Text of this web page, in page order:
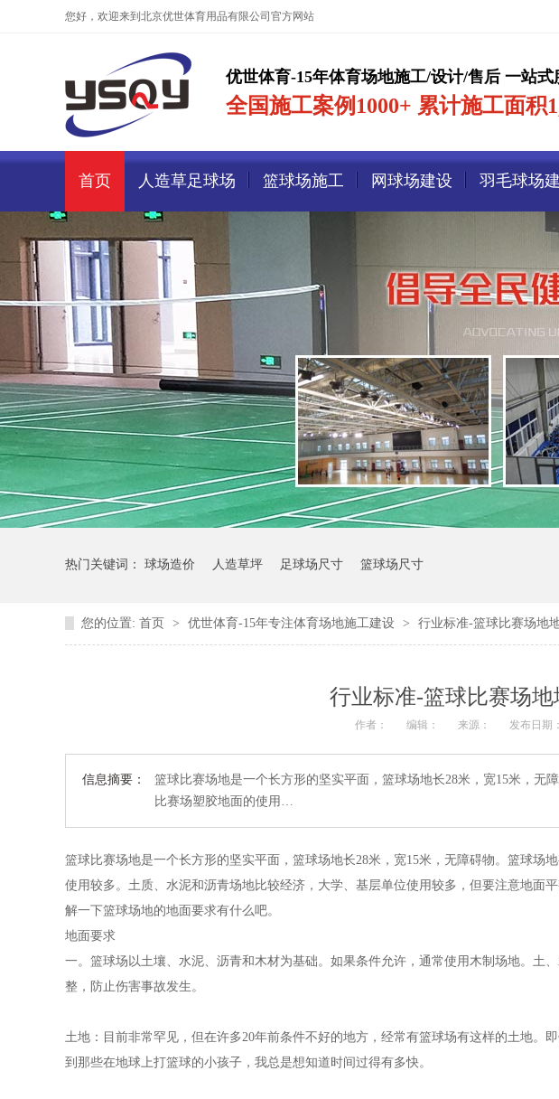
您好，欢迎来到北京优世体育用品有限公司官方网站
优世体育-15年体育场地施工/设计/售后 一站式
全国施工案例1000+ 累计施工面积
首页 人造草足球场 篮球场施工 网球场建设 羽毛球场
热门关键词： 球场造价 人造草坪 足球场尺寸 篮球场尺寸
您的位置: 首页 > 优世体育-15年专注体育场地施工建设 > 行业标准-篮球比赛场地
行业标准-篮球比赛场地
作者： 编辑： 来源： 发布日期
信息摘要：
篮球比赛场地是一个长方形的坚实平面，篮球场地长28米，宽15米，无
比赛场塑胶地面的使用…
篮球比赛场地是一个长方形的坚实平面，篮球场地长28米，宽15米，无障碍物。篮球场
使用较多。土质、水泥和沥青场地比较经济，大学、基层单位使用较多，但要注意地面
解一下篮球场地的地面要求有什么吧。
地面要求
一。篮球场以土壤、水泥、沥青和木材为基础。如果条件允许，通常使用木制场地。土
整，防止伤害事故发生。
土地：目前非常罕见，但在许多20年前条件不好的地方，经常有篮球场有这样的土地。
到那些在地球上打篮球的小孩子，我总是想知道时间过得有多快。